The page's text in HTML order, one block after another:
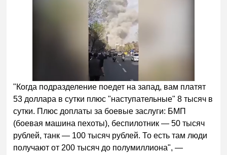
"Когда подразделение поедет на запад, вам платят
53 доллара в сутки плюс "наступательные" 8 тысяч в
сутки. Плюс доплаты за боевые заслуги: БМП
(боевая машина пехоты), беспилотник — 50 тысяч
рублей, танк — 100 тысяч рублей. То есть там люди
получают от 200 тысяч до полумиллиона", —